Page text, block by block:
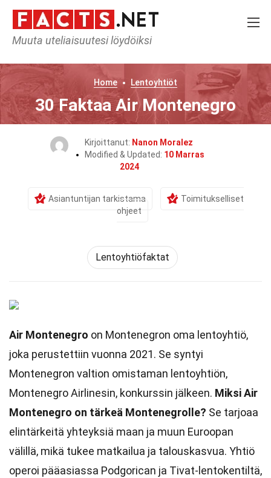
Muuta uteliaisuutesi löydöiksi
Home Lentoyhtiöt
30 Faktaa Air Montenegro
Kirjoittanut: Nanon Moralez
Modified & Updated: 10 Marras
2024
Asiantuntijan tarkistama
Toimitukselliset
ohjeet
Lentoyhtiöfaktat
Air Montenegro on Montenegron oma lentoyhtiö,
joka perustettiin vuonna 2021. Se syntyi
Montenegron valtion omistaman lentoyhtiön,
Montenegro Airlinesin, konkurssin jälkeen. Miksi Air
Montenegro on tärkeä Montenegrolle? Se tarjoaa
elintärkeitä yhteyksiä maan ja muun Euroopan
välillä, mikä tukee matkailua ja talouskasvua. Yhtiö
operoi pääasiassa Podgorican ja Tivat-lentokentiltä,